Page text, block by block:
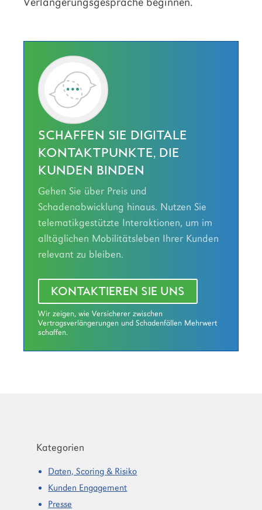
SCHAFFEN SIE DIGITALE
KONTAKTPUNKTE, DIE
KUNDEN BINDEN
Gehen Sie über Preis und
Schadenabwicklung hinaus. Nutzen Sie
telematikgestützte Interaktionen, um im
alltäglichen Mobilitätsleben Ihrer Kunden
relevant zu bleiben.
KONTAKTIEREN SIE UNS
Wir zeigen, wie Versicherer zwischen
Vertragsverlängerungen und Schadenfällen Mehrwert
schaffen.
SidebarKategorien
Daten, Scoring & Risiko
Kunden Engagement
Presse